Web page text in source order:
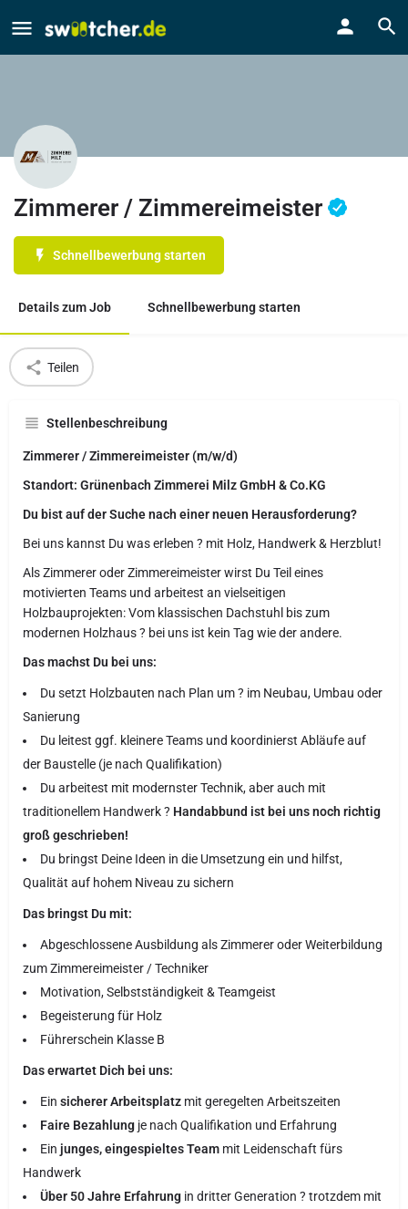
Zimmerer / Zimmereimeister
Schnellbewerbung starten
Details zum Job Schnellbewerbung starten
Teilen
Stellenbeschreibung
Zimmerer / Zimmereimeister (m/w/d)
Standort: Grünenbach Zimmerei Milz GmbH & Co.KG
Du bist auf der Suche nach einer neuen Herausforderung?
Bei uns kannst Du was erleben ? mit Holz, Handwerk & Herzblut!
Als Zimmerer oder Zimmereimeister wirst Du Teil eines
motivierten Teams und arbeitest an vielseitigen
Holzbauprojekten: Vom klassischen Dachstuhl bis zum
modernen Holzhaus ? bei uns ist kein Tag wie der andere.
Das machst Du bei uns:
Du setzt Holzbauten nach Plan um ? im Neubau, Umbau oder
Sanierung
Du leitest ggf. kleinere Teams und koordinierst Abläufe auf
der Baustelle (je nach Qualifikation)
Du arbeitest mit modernster Technik, aber auch mit
traditionellem Handwerk ? Handabbund ist bei uns noch richtig
groß geschrieben!
Du bringst Deine Ideen in die Umsetzung ein und hilfst,
Qualität auf hohem Niveau zu sichern
Das bringst Du mit:
Abgeschlossene Ausbildung als Zimmerer oder Weiterbildung
zum Zimmereimeister / Techniker
Motivation, Selbstständigkeit & Teamgeist
Begeisterung für Holz
Führerschein Klasse B
Das erwartet Dich bei uns:
Ein sicherer Arbeitsplatz mit geregelten Arbeitszeiten
Faire Bezahlung je nach Qualifikation und Erfahrung
Ein junges, eingespieltes Team mit Leidenschaft fürs
Handwerk
Über 50 Jahre Erfahrung in dritter Generation ? trotzdem mit